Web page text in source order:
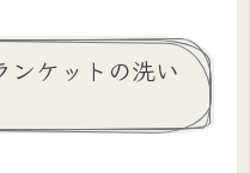
ンケットの洗い